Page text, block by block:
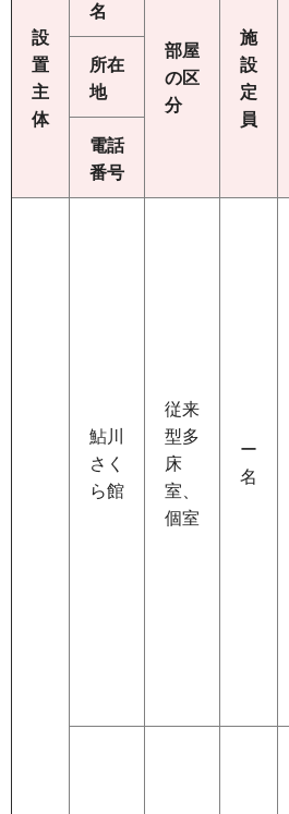
設
置
主
体
名
部屋
の区
分
施
設
定
員
所在
地
電話
番号
鮎川
さく
ら館
従来
型多
床
室、
個室
ー
名